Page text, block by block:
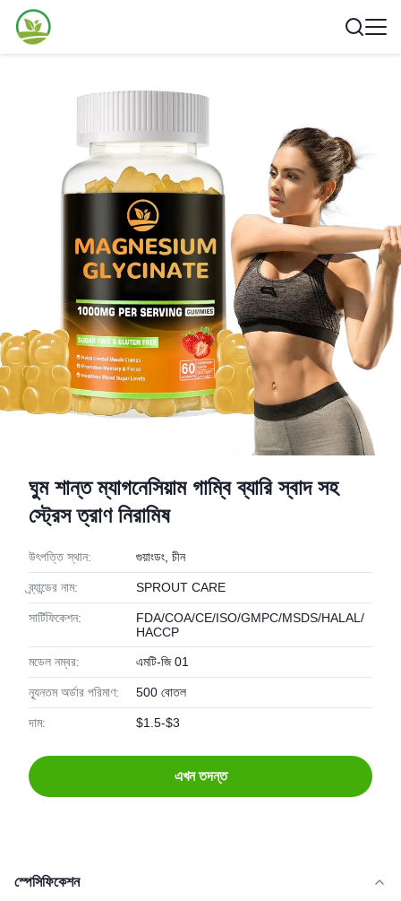
ঘুম শান্ত ম্যাগনেসিয়াম গাম্বি ব্যারি স্বাদ সহ
স্ট্রেস ত্রাণ নিরামিষ
উৎপত্তি স্থান: গুয়াংডং, চীন
ব্র্যান্ডের নাম: SPROUT CARE
সার্টিফিকেশন:
FDA/COA/CE/ISO/GMPC/MSDS/HALAL/
HACCP
মডেল নম্বর: এমটি-জি 01
ন্যূনতম অর্ডার পরিমাণ: 500 বোতল
দাম: $1.5-$3
এখন তদন্ত
স্পেসিফিকেশন